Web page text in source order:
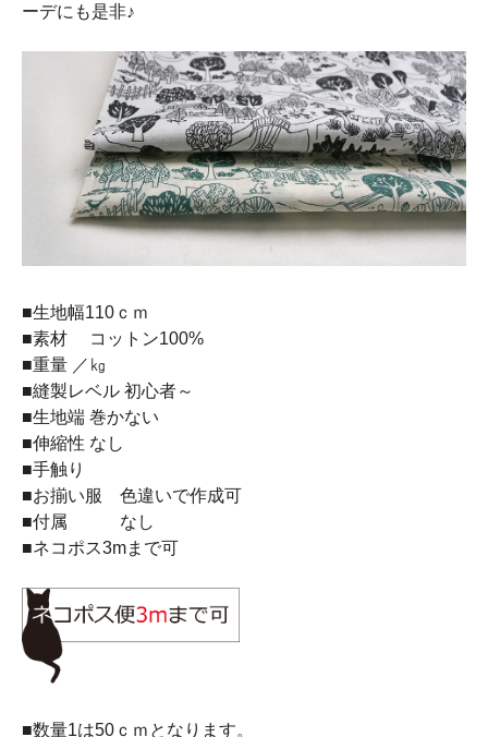
ーデにも是非♪
■生地幅110ｃｍ
■素材 コットン100%
■重量 ／㎏
■縫製レベル 初心者～
■生地端 巻かない
■伸縮性 なし
■手触り
■お揃い服 色違いで作成可
■付属 なし
■ネコポス3mまで可
■数量1は50ｃｍとなります。